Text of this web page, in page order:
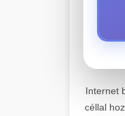
Internet
céllal